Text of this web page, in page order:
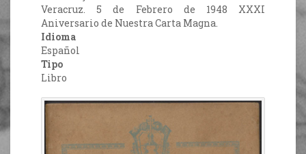
Veracruz. 5 de Febrero de 1948 XXXI
Aniversario de Nuestra Carta Magna.
Idioma
Español
Tipo
Libro